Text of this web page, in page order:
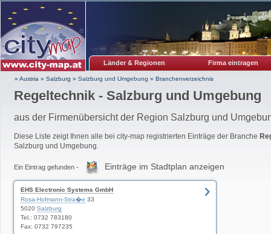
Länder & Regionen Firma eintragen
» Austria » Salzburg » Salzburg und Umgebung » Branchenverzeichnis
Regeltechnik - Salzburg und Umgebung
aus der Firmenübersicht der Region Salzburg und
Diese Liste zeigt Ihnen alle bei city-map registrierten Einträge der Branche
Salzburg und Umgebung.
Ein Eintrag gefunden - Einträge im Stadtplan anzeigen
EHS Electronic Systems GmbH
Rosa-Hofmann-Stra�e 33
5020 Salzburg
Tel.: 0732 783180
Fax: 0732 797235